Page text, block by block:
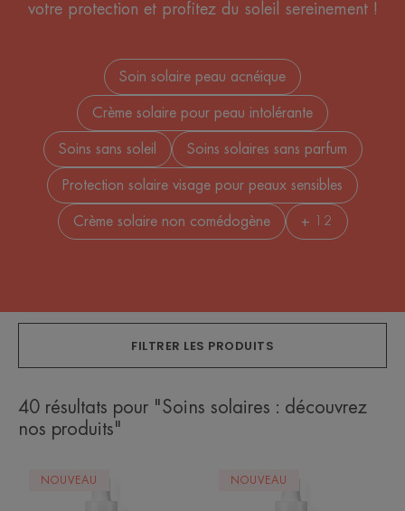
votre protection et profitez du soleil sereinement !
Soin solaire peau acnéique
Crème solaire pour peau intolérante
Soins sans soleil Soins solaires sans parfum
Protection solaire visage pour peaux sensibles
Crème solaire non comédogène + 12
FILTRER LES PRODUITS
40 résultats pour "Soins solaires : découvrez
nos produits"
SERUM
NOUVEAU
SERUM
NOUVEAU